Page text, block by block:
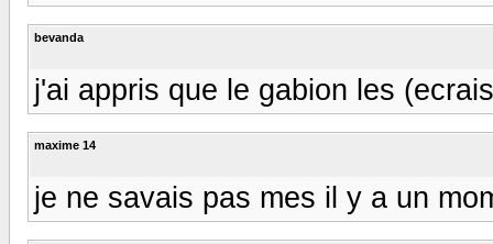
bevanda
j'ai appris que le gabion les
maxime 14
je ne savais pas mes il y a un